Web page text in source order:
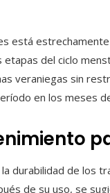
está
del ciclo
veraniegas sin
en los meses
durabilidad de los
de su uso, se